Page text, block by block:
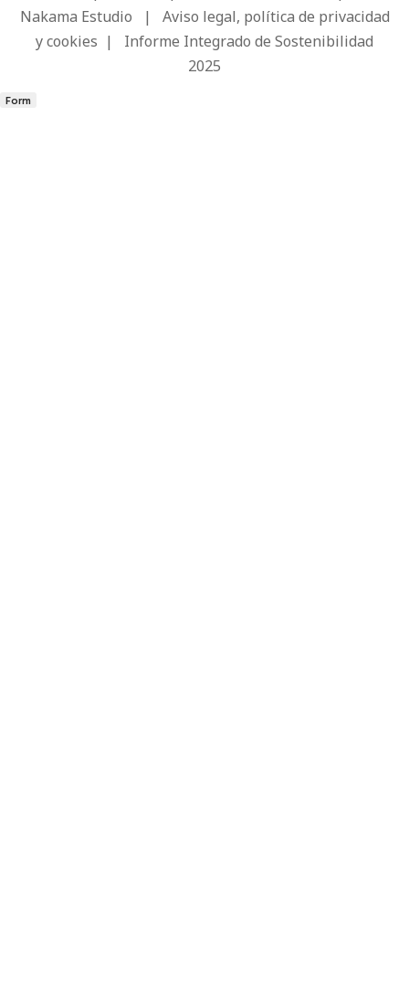
Nakama Estudio | Aviso legal, política de privacidad
y cookies | Informe Integrado de Sostenibilidad
2025
Form